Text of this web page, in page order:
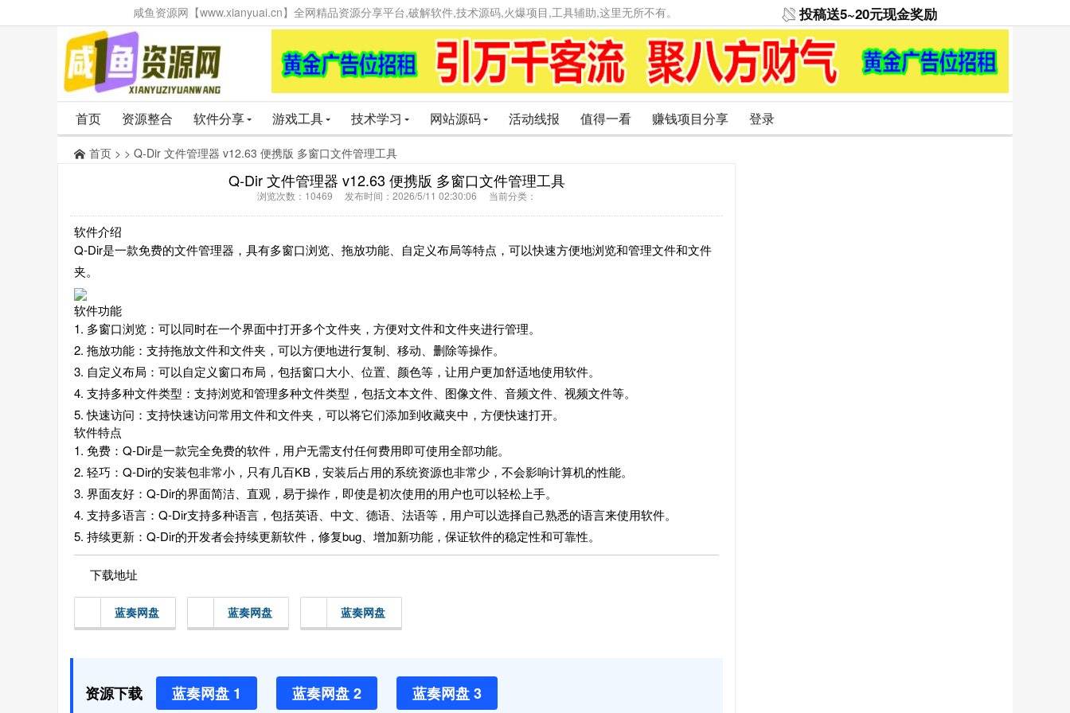
咸鱼资源网【www.xianyuai.cn】全网精品资源分享平台,破解软件,技术源码,火爆项目,工具辅助,这里无所不有。 投稿送5~20元现金奖励
首页 资源整合 软件分享 游戏工具 技术学习 网站源码 活动线报 值得一看 赚钱项目分享 登录
首页 > > Q-Dir 文件管理器 v12.63 便携版 多窗口文件管理工具
Q-Dir 文件管理器 v12.63 便携版 多窗口文件管理工具
浏览次数：10469 发布时间：2026/5/11 02:30:06 当前分类：
软件介绍
Q-Dir是一款免费的文件管理器，具有多窗口浏览、拖放功能、自定义布局等特点，可以快速方便地浏览和管理文件和文件
夹。
软件功能
1. 多窗口浏览：可以同时在一个界面中打开多个文件夹，方便对文件和文件夹进行管理。
2. 拖放功能：支持拖放文件和文件夹，可以方便地进行复制、移动、删除等操作。
3. 自定义布局：可以自定义窗口布局，包括窗口大小、位置、颜色等，让用户更加舒适地使用软件。
4. 支持多种文件类型：支持浏览和管理多种文件类型，包括文本文件、图像文件、音频文件、视频文件等。
5. 快速访问：支持快速访问常用文件和文件夹，可以将它们添加到收藏夹中，方便快速打开。
软件特点
1. 免费：Q-Dir是一款完全免费的软件，用户无需支付任何费用即可使用全部功能。
2. 轻巧：Q-Dir的安装包非常小，只有几百KB，安装后占用的系统资源也非常少，不会影响计算机的性能。
3. 界面友好：Q-Dir的界面简洁、直观，易于操作，即使是初次使用的用户也可以轻松上手。
4. 支持多语言：Q-Dir支持多种语言，包括英语、中文、德语、法语等，用户可以选择自己熟悉的语言来使用软件。
5. 持续更新：Q-Dir的开发者会持续更新软件，修复bug、增加新功能，保证软件的稳定性和可靠性。
下载地址
蓝奏网盘 蓝奏网盘 蓝奏网盘
资源下载 蓝奏网盘 1 蓝奏网盘 2 蓝奏网盘 3